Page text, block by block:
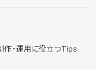
作・運用に役立つTips